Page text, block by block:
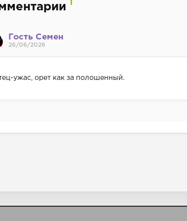
1
Гость Семен
26/06/2026
ужас, орет как за полошенный.